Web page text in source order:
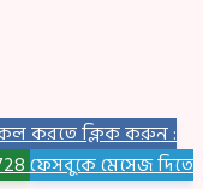
করতে ক্লিক করুন :
ফেসবুকে মেসেজ দিতে